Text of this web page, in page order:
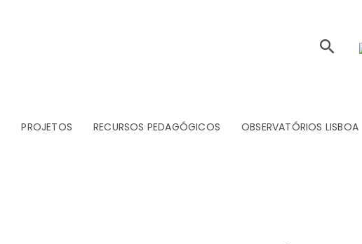
PROJETOS RECURSOS PEDAGÓGICOS OBSERVATÓRIOS LISBOA